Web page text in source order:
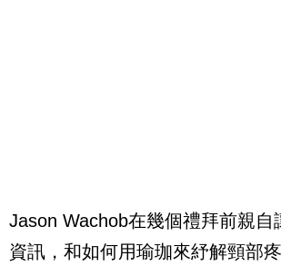
Jason Wachob在幾個禮拜前親自
資訊，和如何用瑜珈來紓解頸部疼